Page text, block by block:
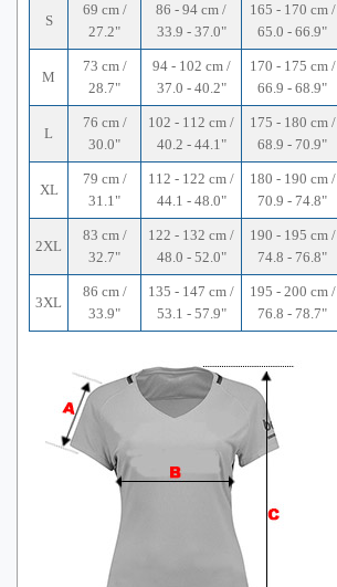
S
69 cm /
27.2"
86 - 94 cm /
33.9 - 37.0"
165 - 170 cm /
65.0 - 66.9"
M
73 cm /
28.7"
94 - 102 cm /
37.0 - 40.2"
170 - 175 cm /
66.9 - 68.9"
L
76 cm /
30.0"
102 - 112 cm /
40.2 - 44.1"
175 - 180 cm /
68.9 - 70.9"
XL
79 cm /
31.1"
112 - 122 cm /
44.1 - 48.0"
180 - 190 cm /
70.9 - 74.8"
2XL
83 cm /
32.7"
122 - 132 cm /
48.0 - 52.0"
190 - 195 cm /
74.8 - 76.8"
3XL
86 cm /
33.9"
135 - 147 cm /
53.1 - 57.9"
195 - 200 cm /
76.8 - 78.7"